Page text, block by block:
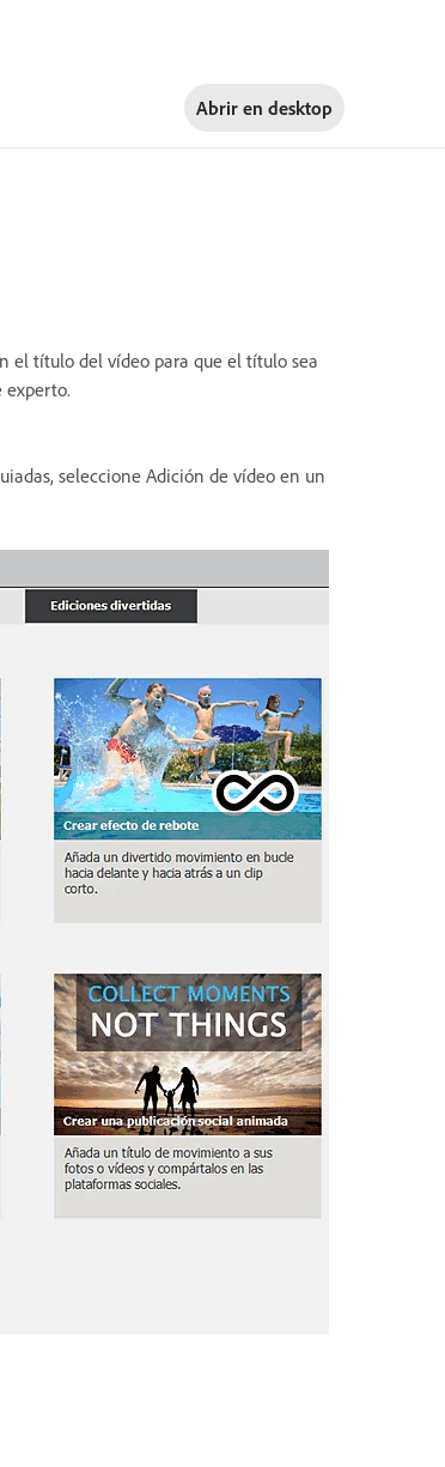
Abrir en desktop
el título del vídeo para que el título sea
experto.
seleccione Adición de vídeo en un